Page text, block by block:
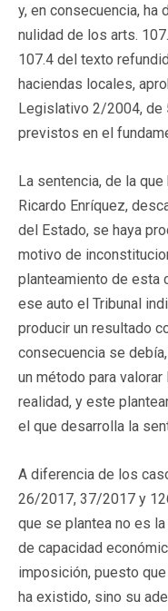
y, en consecuencia, ha
nulidad de los arts.
107.4 del texto
haciendas locales,
Legislativo 2/2004, de
previstos en el
La sentencia, de la
Ricardo Enríquez,
del Estado, se haya
motivo de
planteamiento de esta
ese auto el Tribunal
producir un resultado
consecuencia se
un método para
realidad, y este
el que desarrolla la
A diferencia de los
26/2017, 37/2017 y
que se plantea no es
de capacidad
imposición, puesto
ha existido, sino su